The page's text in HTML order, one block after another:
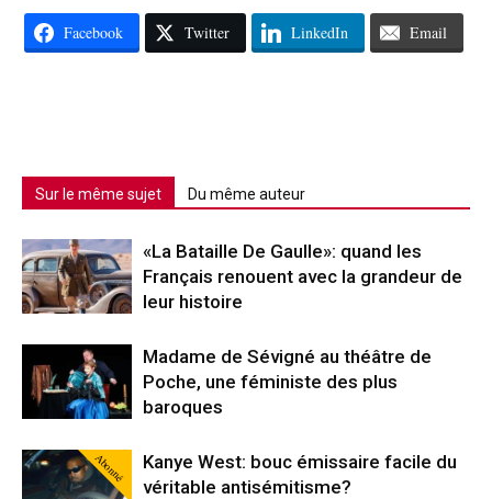
Facebook Twitter LinkedIn Email
Sur le même sujet Du même auteur
«La Bataille De Gaulle»: quand les
Français renouent avec la grandeur de
leur histoire
Madame de Sévigné au théâtre de
Poche, une féministe des plus
baroques
Abonné
Kanye West: bouc émissaire facile du
véritable antisémitisme?